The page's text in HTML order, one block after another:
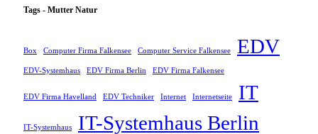
Tags - Mutter Natur
Box Computer Firma Falkensee Computer Service Falkensee EDV
EDV-Systemhaus EDV Firma Berlin EDV Firma Falkensee
EDV Firma Havelland EDV Techniker Internet Internetseite IT
IT-Systemhaus
IT-Systemhaus Berlin